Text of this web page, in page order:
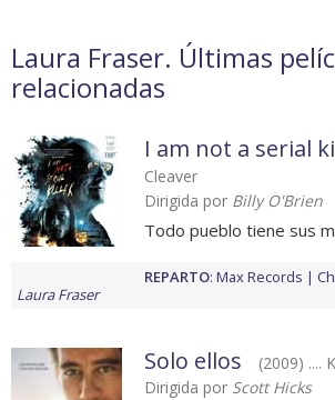
Laura Fraser. Últimas
relacionadas
I am not a serial
Cleaver
Dirigida por Billy O'Brien
Todo pueblo tiene sus
REPARTO: Max Records
Laura Fraser
Solo ellos
(2009) ....
Dirigida por Scott Hicks